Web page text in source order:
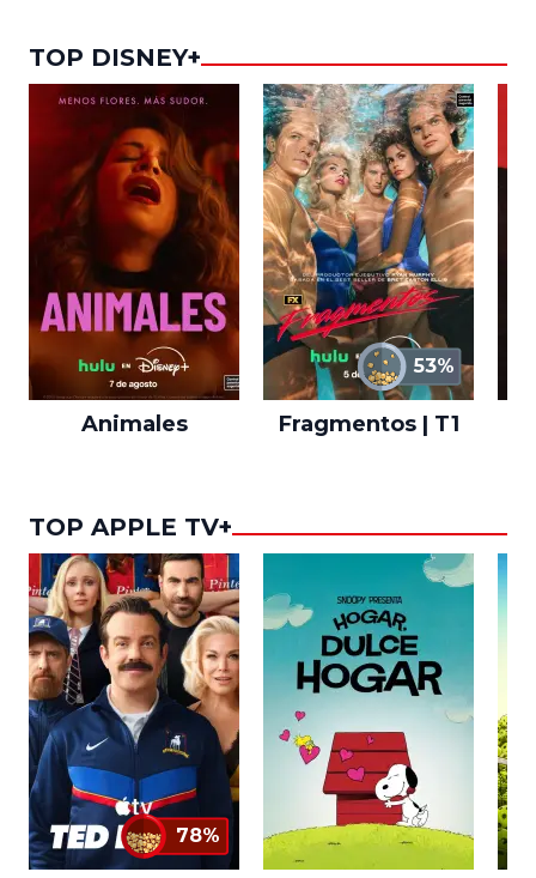
TOP DISNEY+
Animales
53%
Fragmentos | T1
TOP APPLE TV+
78%